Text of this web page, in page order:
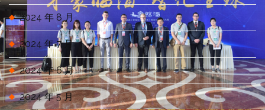
2024 年 8 月
2024 年 7 月
2024 年 6 月
2024 年 5 月